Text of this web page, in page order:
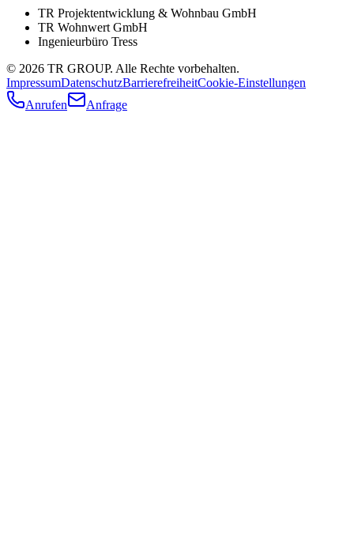
TR Projektentwicklung & Wohnbau GmbH
TR Wohnwert GmbH
Ingenieurbüro Tress
© 2026 TR GROUP. Alle Rechte vorbehalten.
ImpressumDatenschutzBarrierefreiheitCookie-Einstellungen
Anrufen
Anfrage